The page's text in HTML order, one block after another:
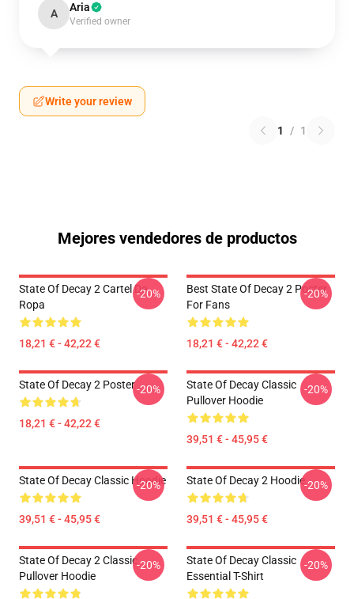
A Aria
Verified owner
Write your review
1 / 1
Mejores vendedores de productos
State Of Decay 2 Cartel De
Ropa
18,21 € - 42,22 €
-20%
Best State Of Decay 2 Poster
For Fans
18,21 € - 42,22 €
-20%
State Of Decay 2 Poster
18,21 € - 42,22 €
-20%
State Of Decay Classic
Pullover Hoodie
39,51 € - 45,95 €
-20%
State Of Decay Classic Hoodie
39,51 € - 45,95 €
-20% State Of Decay 2 Hoodie
39,51 € - 45,95 €
-20%
State Of Decay 2 Classic
Pullover Hoodie
-20%
State Of Decay Classic
Essential T-Shirt
-20%